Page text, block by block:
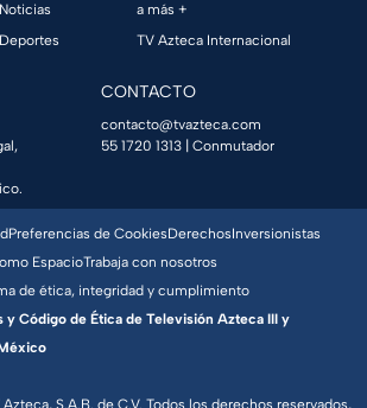
Noticias
Deportes
a más +
TV Azteca Internacional
CONTACTO
contacto@tvazteca.com
55 1720 1313 | Conmutador
Preferencias de CookiesDerechosInversionistas
EspacioTrabaja con nosotros
de ética, integridad y cumplimiento
Código de Ética de Televisión Azteca III y